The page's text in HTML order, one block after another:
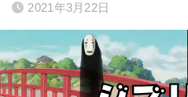
2021年3月22日